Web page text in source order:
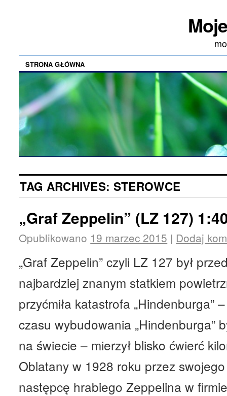
STRONA GŁÓWNA
TAG ARCHIVES: STEROWCE
„Graf Zeppelin” (LZ 127)
Opublikowano 19 marzec 2015 | Dodaj
„Graf Zeppelin” czyli LZ 127 był
najbardziej znanym statkiem
przyćmiła katastrofa „Hindenburga”
czasu wybudowania „Hindenburga”
na świecie – mierzył blisko ćwierć
Oblatany w 1928 roku przez
następcę hrabiego Zeppelina w